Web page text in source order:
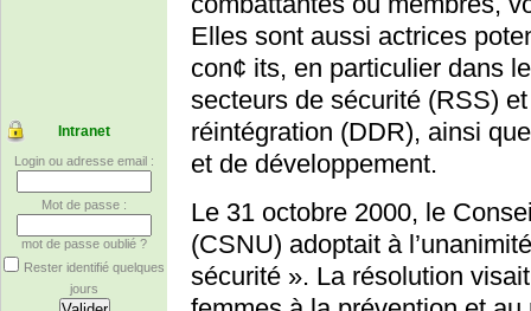
Intranet
Login ou adresse email :
Mot de passe :
mot de passe oublié ?
Rester identifié quelques
jours
Elles sont aussi actrices
con¢ its, en particulier dans
secteurs de sécurité (RSS)
réintégration (DDR), ainsi
et de développement.
Le 31 octobre 2000, le
(CSNU) adoptait à
sécurité­ ». La résolution